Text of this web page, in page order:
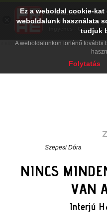
Szepesi Dóra
NINCS
VAN
Interjú
Ez a weboldal cookie-
weboldalunk használata
tudjuk
A weboldalunkon történő további
Folytatás
PRAE.HU
Digital Evolution
Ingyenes - Google